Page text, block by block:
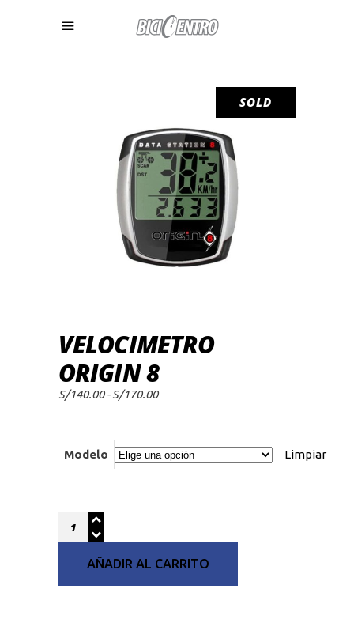
SOLD
VELOCIMETRO
ORIGIN 8
S/140.00 - S/170.00Rango
hasta
S/170.00
Modelo Limpiar
Quantity
AÑADIR AL CARRITO